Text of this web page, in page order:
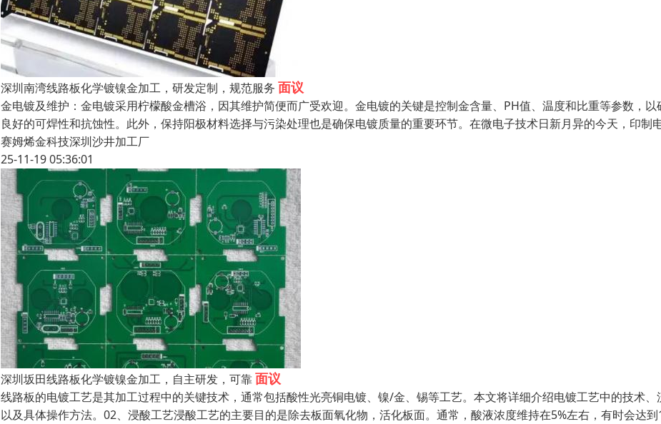
深圳南湾线路板化学镀镍金加工，研发定制，规范服务 面议
金电镀及维护：金电镀采用柠檬酸金槽浴，因其维护简便而广受欢迎。金电镀的关键是控制金含量、PH值、温度和比重等参数，以
良好的可焊性和抗蚀性。此外，保持阳极材料选择与污染处理也是确保电镀质量的重要环节。在微电子技术日新月异的今天，印制
赛姆烯金科技深圳沙井加工厂
25-11-19 05:36:01
深圳坂田线路板化学镀镍金加工，自主研发，可靠面议
线路板的电镀工艺是其加工过程中的关键技术，通常包括酸性光亮铜电镀、镍/金、锡等工艺。本文将详细介绍电镀工艺中的技术、
以及具体操作方法。02、浸酸工艺浸酸工艺的主要目的是除去板面氧化物，活化板面。通常，酸液浓度维持在5%左右，有时会达到